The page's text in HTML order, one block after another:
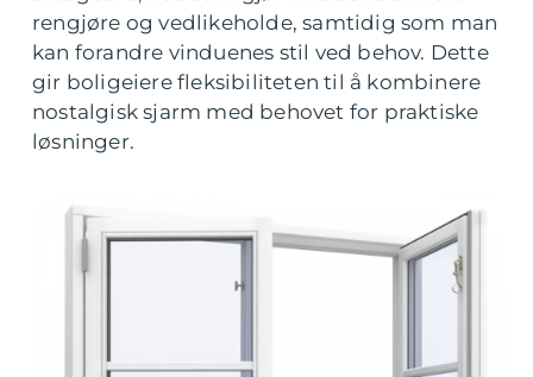
rengjøre og vedlikeholde, samtidig som man
kan forandre vinduenes stil ved behov. Dette
gir boligeiere fleksibiliteten til å kombinere
nostalgisk sjarm med behovet for praktiske
løsninger.